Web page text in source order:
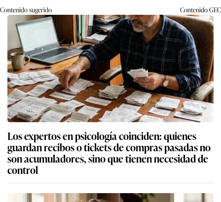
Contenido sugerido ContenidoGEC
Los expertos en psicología coinciden: quienes
guardan recibos o tickets de compras pasadas no
son acumuladores, sino que tienen necesidad de
control